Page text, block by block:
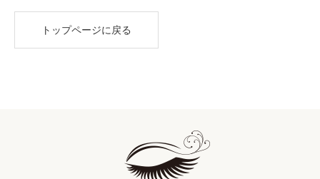
トップページに戻る